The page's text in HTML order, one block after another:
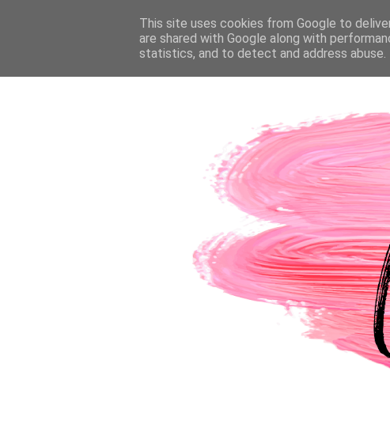
PÁGINA INICIAL SOBRE A AUTORA
This site uses cookies from Google to
are shared with Google along with
statistics, and to detect and address abuse.